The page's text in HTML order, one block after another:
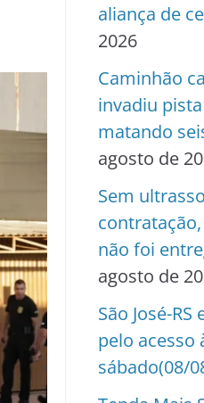
aliança de
2026
Caminhão
invadiu
matando
agosto de
Sem
não foi
agosto de
São José-
pelo acesso
sábado(08/